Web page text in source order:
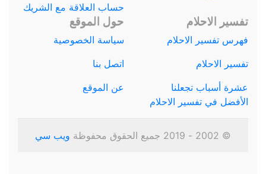
حساب العلاقة مع الشريك
تفسير الاحلام
فهرس تفسير الاحلام
تفسير الاحلام
عشرة أسباب تجعلنا
الأفضل في تفسير الاحلام
حول الموقع
سياسة الخصوصية
اتصل بنا
عن الموقع
© 2002 - 2019 جميع الحقوق محفوظة ويب سي